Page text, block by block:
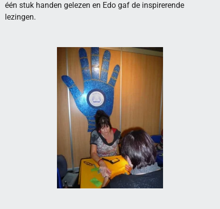
één stuk handen gelezen en Edo gaf de inspirerende
lezingen.